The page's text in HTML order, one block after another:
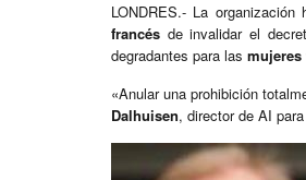
LONDRES.- La organización
francés de invalidar el
degradantes para las
«Anular una prohibición
Dalhuisen, director de AI para